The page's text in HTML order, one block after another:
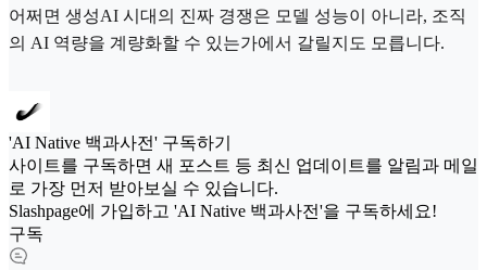
어쩌면 생성AI 시대의 진짜 경쟁은 모델 성능이 아니라, 조직
의 AI 역량을 계량화할 수 있는가에서 갈릴지도 모릅니다.
'AI Native 백과사전' 구독하기
사이트를 구독하면 새 포스트 등 최신 업데이트를 알림과 메일
로 가장 먼저 받아보실 수 있습니다.
Slashpage에 가입하고 'AI Native 백과사전'을 구독하세요!
구독